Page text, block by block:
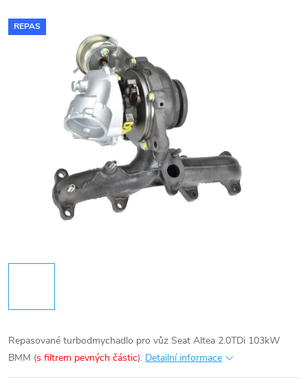
REPAS
Repasované turbodmychadlo pro vůz Seat Altea 2.0TDi 103kW
BMM (s filtrem pevných částic). Detailní informace